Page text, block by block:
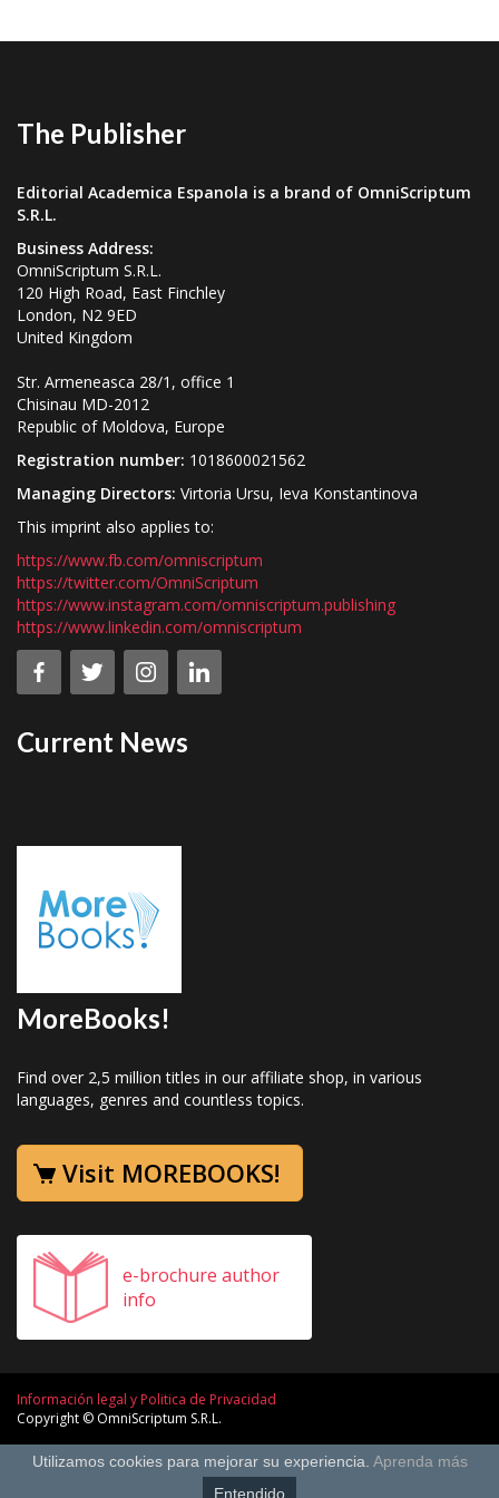
The Publisher
Editorial Academica Espanola is a brand of OmniScriptum
S.R.L.
Business Address:
OmniScriptum S.R.L.
120 High Road, East Finchley
London, N2 9ED
United Kingdom
Str. Armeneasca 28/1, office 1
Chisinau MD-2012
Republic of Moldova, Europe
Registration number: 1018600021562
Managing Directors: Virtoria Ursu, Ieva Konstantinova
This imprint also applies to:
https://www.fb.com/omniscriptum
https://twitter.com/OmniScriptum
https://www.instagram.com/omniscriptum.publishing
https://www.linkedin.com/omniscriptum
Current News
MoreBooks!
Find over 2,5 million titles in our affiliate shop, in various
languages, genres and countless topics.
Visit MOREBOOKS!
e-brochure author
info
Información legal y Politica de Privacidad
Copyright © OmniScriptum S.R.L.
Entendido
Utilizamos cookies para mejorar su experiencia. Aprenda más